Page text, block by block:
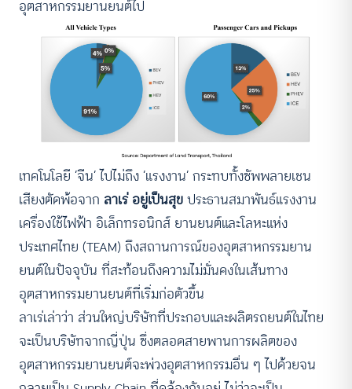
อุตสาหกรรมยานยนต์ไป
เทคโนโลยี ‘จีน’ ไปไม่ถึง ‘แรงงาน’ กระทบทั้งซัพพลายเชน
เสียงตัดพ้อจาก ลาเร่ อยู่เป็นสุขประธานสมาพันธ์แรงงาน
เครื่องใช้ไฟฟ้า อิเล็กทรอนิกส์ ยานยนต์และโลหะแห่ง
ประเทศไทย (TEAM) ถึงสถานการณ์ของอุตสาหกรรมยาน
ยนต์ในปัจจุบัน ที่สะท้อนถึงความไม่มั่นคงในเส้นทาง
อุตสาหกรรมยานยนต์ที่เริ่มก่อตัวขึ้น
ลาเร่เล่าว่า ส่วนใหญ่บริษัทที่ประกอบและผลิตรถยนต์ในไทย
จะเป็นบริษัทจากญี่ปุ่น ซึ่งตลอดสายพานการผลิตของ
อุตสาหกรรมยานยนต์จะพ่วงอุตสาหกรรมอื่น ๆ ไปด้วยจน